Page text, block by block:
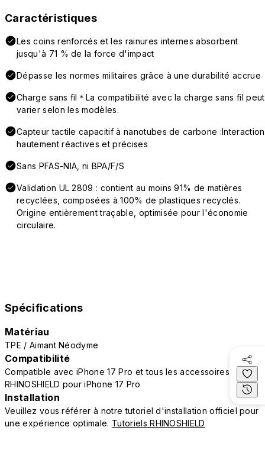
Caractéristiques
Les coins renforcés et les rainures internes absorbent
jusqu'à 71 % de la force d'impact
Dépasse les normes militaires grâce à une durabilité accrue
Charge sans fil＊La compatibilité avec la charge sans fil peut
varier selon les modèles.
Capteur tactile capacitif à nanotubes de carbone
hautement réactives et précises
Sans PFAS-NIA, ni BPA/F/S
Validation UL 2809 : contient au moins 91% de matières
recyclées, composées à 100% de plastiques recyclés.
Origine entièrement traçable, optimisée pour l'économie
circulaire.
Spécifications
Matériau
TPE / Aimant Néodyme
Compatibilité
Compatible avec iPhone 17 Pro et tous les accessoires
RHINOSHIELD pour iPhone 17 Pro
Installation
Veuillez vous référer à notre tutoriel d'installation officiel pour
une expérience optimale. Tutoriels RHINOSHIELD